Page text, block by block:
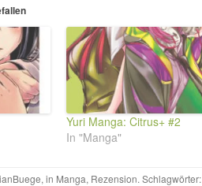
Yuri Manga: Citrus+ #2
In "Manga"
, in Manga, Rezension. Schlagwörter: